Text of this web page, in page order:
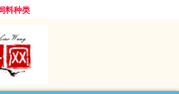
料种类